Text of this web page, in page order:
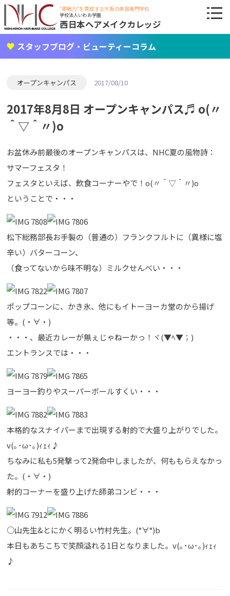
"即戦力"を育成する大阪の美容専門学校
学校法人いわお学園
西日本ヘアメイクカレッジ
スタッフブログ・ビューティーコラム
オープンキャンパス 2017/08/10
2017年8月8日 オープンキャンパス♬ o(〃
＾▽＾〃)o
お盆休み前最後のオープンキャンパスは、NHC夏の風物詩：
サマーフェスタ！
フェスタといえば、飲食コーナーやで！o(〃＾▽＾〃)o
ということで・・・
松下総務部長お手製の（普通の）フランクフルトに（異様に塩
辛い）バターコーン、
（食ってないから味不明な）ミルクせんべい・・・
ポップコーンに、かき氷、他にもイトーヨーカ堂のから揚げ
等。(・∀・)
・・・、最近カレーが無ぇじゃねーかっ！ヾ(▼ﾍ▼；)
エントランスでは・・・
ヨーヨー釣りやスーパーボールすくい・・・
本格的なスナイパーまで出現する射的で大盛り上がりでした。
v(｡･ω･｡)ｨｪｨ♪
ちなみに私も5発撃って2発命中しましたが、何ももらえなかっ
た。(・∀・)
射的コーナーを盛り上げた師弟コンビ・・・
○山先生&とにかく明るい竹村先生。(°∀°)b
本日もあちこちで笑顔溢れる1日となりました。v(｡･ω･｡)ｨｪｨ
♪